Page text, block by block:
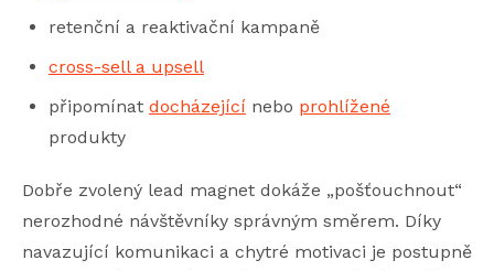
retenční a reaktivační kampaně
cross-sell a upsell
připomínat docházející nebo prohlížené
produkty
Dobře zvolený lead magnet dokáže „pošťouchnout“
nerozhodné návštěvníky správným směrem. Díky
navazující komunikaci a chytré motivaci je postupně